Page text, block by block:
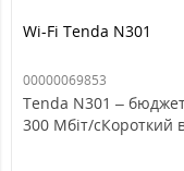
Wi-Fi Tenda N301
00000069853
Tenda N301 –
300 Мбіт/сКороткий